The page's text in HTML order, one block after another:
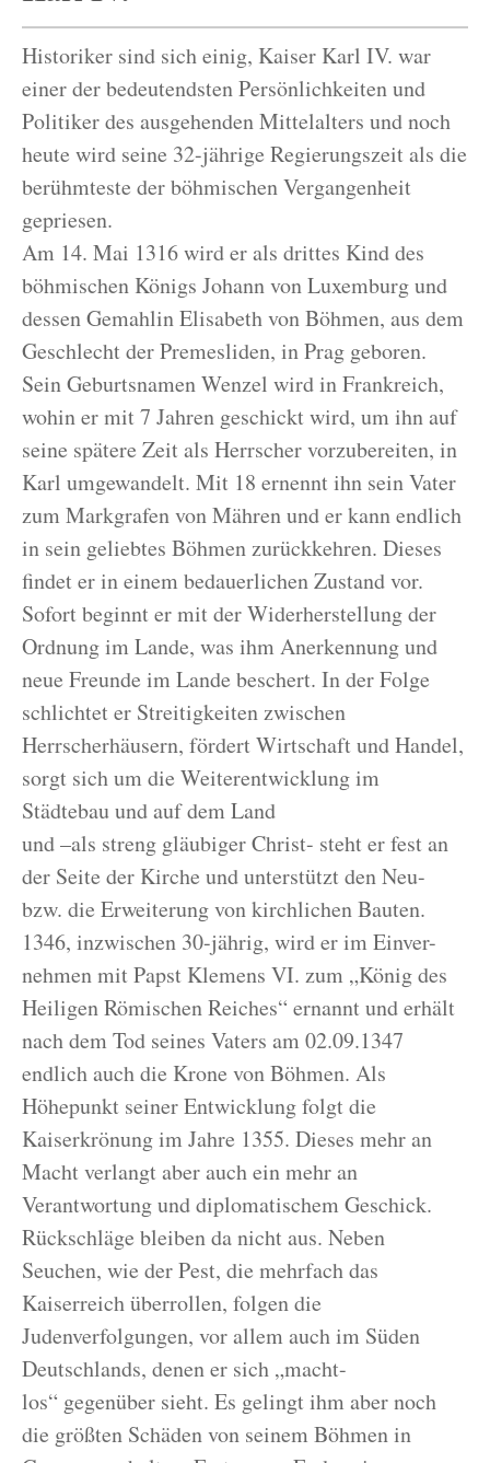
Historiker sind sich einig, Kaiser Karl IV. war
einer der bedeutendsten Persönlichkeiten und
Politiker des ausgehenden Mittelalters und noch
heute wird seine 32-jährige Regierungszeit als die
berühmteste der böhmischen Vergangenheit
gepriesen.
Am 14. Mai 1316 wird er als drittes Kind des
böhmischen Königs Johann von Luxemburg und
dessen Gemahlin Elisabeth von Böhmen, aus dem
Geschlecht der Premesliden, in Prag geboren.
Sein Geburtsnamen Wenzel wird in Frankreich,
wohin er mit 7 Jahren geschickt wird, um ihn auf
seine spätere Zeit als Herrscher vorzubereiten, in
Karl umgewandelt. Mit 18 ernennt ihn sein Vater
zum Markgrafen von Mähren und er kann endlich
in sein geliebtes Böhmen zurückkehren. Dieses
findet er in einem bedauerlichen Zustand vor.
Sofort beginnt er mit der Widerherstellung der
Ordnung im Lande, was ihm Anerkennung und
neue Freunde im Lande beschert. In der Folge
schlichtet er Streitigkeiten zwischen
Herrscherhäusern, fördert Wirtschaft und Handel,
sorgt sich um die Weiterentwicklung im
Städtebau und auf dem Land
und –als streng gläubiger Christ- steht er fest an
der Seite der Kirche und unterstützt den Neu-
bzw. die Erweiterung von kirchlichen Bauten.
1346, inzwischen 30-jährig, wird er im Einver-
nehmen mit Papst Klemens VI. zum „König des
Heiligen Römischen Reiches“ ernannt und erhält
nach dem Tod seines Vaters am 02.09.1347
endlich auch die Krone von Böhmen. Als
Höhepunkt seiner Entwicklung folgt die
Kaiserkrönung im Jahre 1355. Dieses mehr an
Macht verlangt aber auch ein mehr an
Verantwortung und diplomatischem Geschick.
Rückschläge bleiben da nicht aus. Neben
Seuchen, wie der Pest, die mehrfach das
Kaiserreich überrollen, folgen die
Judenverfolgungen, vor allem auch im Süden
Deutschlands, denen er sich „macht-
los“ gegenüber sieht. Es gelingt ihm aber noch
die größten Schäden von seinem Böhmen in